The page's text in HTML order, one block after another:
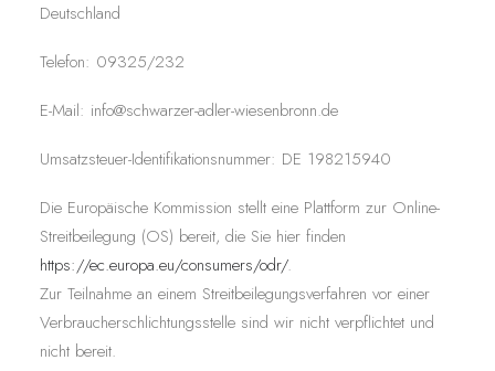
Deutschland
Telefon: 09325/232
E-Mail: info@schwarzer-adler-wiesenbronn.de
Umsatzsteuer-Identifikationsnummer: DE 198215940
Die Europäische Kommission stellt eine Plattform zur Online-
Streitbeilegung (OS) bereit, die Sie hier finden
https://ec.europa.eu/consumers/odr/.
Zur Teilnahme an einem Streitbeilegungsverfahren vor einer
Verbraucherschlichtungsstelle sind wir nicht verpflichtet und
nicht bereit.